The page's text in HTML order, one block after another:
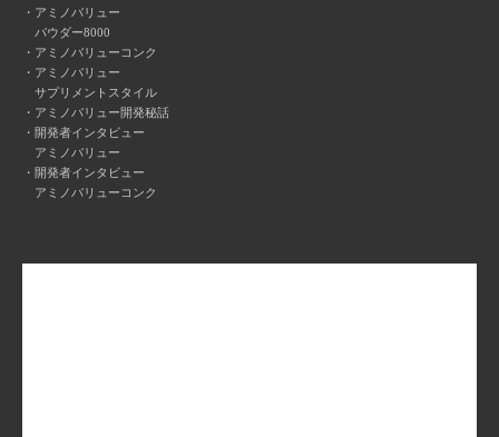
アミノバリュー
パウダー8000
アミノバリューコンク
アミノバリュー
サプリメントスタイル
アミノバリュー開発秘話
開発者インタビュー
アミノバリュー
開発者インタビュー
アミノバリューコンク